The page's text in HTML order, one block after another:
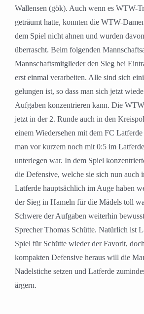
Wallensen (gök). Auch wenn es WTW-
geträumt hatte, konnten die WTW-
dem Spiel nicht ahnen und wurden
überrascht. Beim folgenden
Mannschaftsmitglieder den Sieg bei
erst einmal verarbeiten. Alle sind sich
gelungen ist, so dass man sich jetzt
Aufgaben konzentrieren kann. Die
jetzt in der 2. Runde auch in den
einem Wiedersehen mit dem FC
man vor kurzem noch mit 0:5 im
unterlegen war. In dem Spiel
die Defensive, welche sie sich nun auch
Latferde hauptsächlich im Auge haben
der Sieg in Hameln für die Mädels toll
Schwere der Aufgaben weiterhin
Sprecher Thomas Schütte. Natürlich ist
Spiel für Schütte wieder der Favorit,
kompakten Defensive heraus will die
Nadelstiche setzen und Latferde
ärgern.